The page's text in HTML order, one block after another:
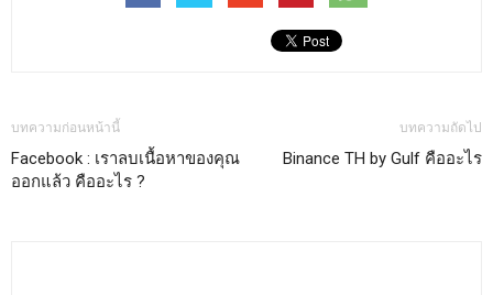
บทความก่อนหน้านี้
Facebook : เราลบเนื้อหาของคุณ
ออกแล้ว คืออะไร ?
บทความถัดไป
Binance TH by Gulf คืออะไร